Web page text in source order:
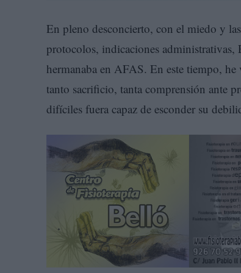
En pleno desconcierto, con el miedo y
protocolos, indicaciones
hermanaba en AFAS. En este tiempo,
tanto sacrificio, tanta comprensión ante
difíciles fuera capaz de esconder su